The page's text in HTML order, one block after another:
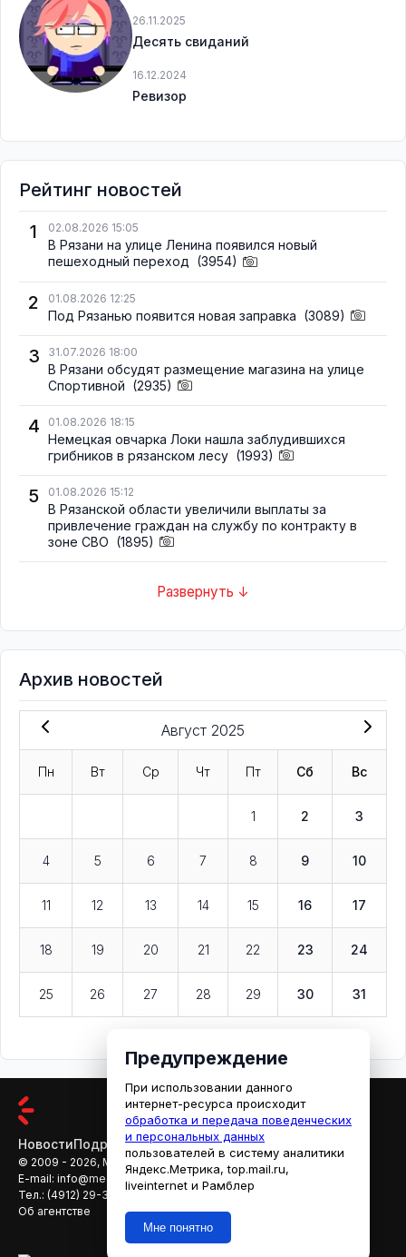
26.11.2025
Десять свиданий
16.12.2024
Ревизор
Рейтинг новостей
1
02.08.2026 15:05
В Рязани на улице Ленина появился новый
пешеходный переход (3954)
2 01.08.2026 12:25
Под Рязанью появится новая заправка (3089)
3 31.07.2026 18:00
В Рязани обсудят размещение магазина на улице
Спортивной (2935)
4 01.08.2026 18:15
Немецкая овчарка Локи нашла заблудившихся
грибников в рязанском лесу (1993)
5 01.08.2026 15:12
В Рязанской области увеличили выплаты за
привлечение граждан на службу по контракту в
зоне СВО (1895)
Развернуть ↓
Архив новостей
Август 2025
Пн Вт Ср Чт Пт Сб Вс
1 2 3
4 5 6 7 8 9 10
11 12 13 14 15 16 17
18 19 20 21 22 23 24
25 26 27 28 29 30 31
НовостиПодробностиАфишаКино
© 2009 - 2026, МЕДИАРЯЗАНЬ
E-mail: info@mediaryazan.ru
reklama@mediaryazan.ru
Тел.: (4912) 29-33-66
Об агентстве
Предупреждение
При использовании данного
интернет-ресурса происходит
обработка и передача поведенческих
и персональных данных
пользователей в систему аналитики
Яндекс.Метрика, top.mail.ru,
liveinternet и Рамблер
Мне понятно